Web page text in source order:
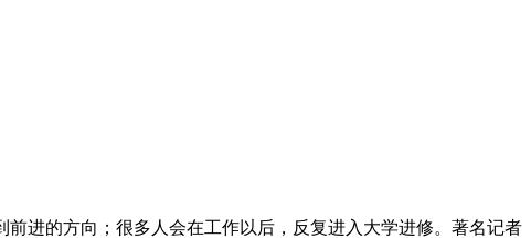
进的方向；很多人会在工作以后，反复进入大学进修。著名记者